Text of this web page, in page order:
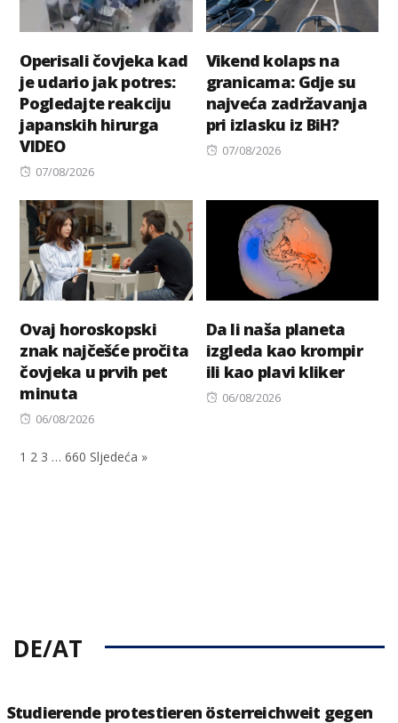
Operisali čovjeka kad
je udario jak potres:
Pogledajte reakciju
japanskih hirurga
VIDEO
Posted
07/08/2026
Vikend kolaps na
granicama: Gdje su
najveća zadržavanja
pri izlasku iz BiH?
Posted
07/08/2026
Ovaj horoskopski
znak najčešće pročita
čovjeka u prvih pet
minuta
Posted
06/08/2026
Da li naša planeta
izgleda kao krompir
ili kao plavi kliker
Posted
06/08/2026
1 2 3 … 660 Sljedeća »
DE/AT
Studierende protestieren österreichweit gegen